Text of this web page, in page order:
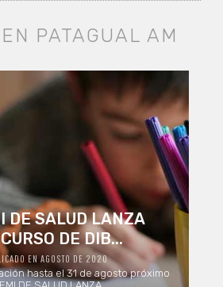
EN PATAGUAL AM
DE SALUD LANZA
DE DIB...
EN AGOSTO DE 2020
hasta el 31 de agosto próximo